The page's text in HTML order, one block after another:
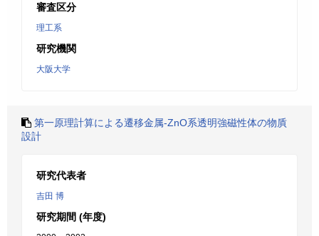
審査区分
理工系
研究機関
大阪大学
第一原理計算による遷移金属-ZnO系透明強磁性体の物貭
設計
研究代表者
吉田 博
研究期間 (年度)